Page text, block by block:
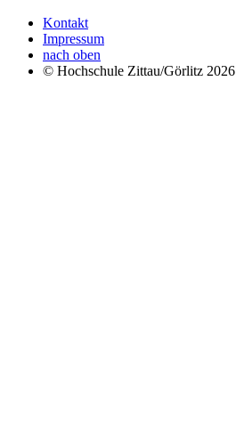
Kontakt
Impressum
nach oben
© Hochschule Zittau/Görlitz 2026